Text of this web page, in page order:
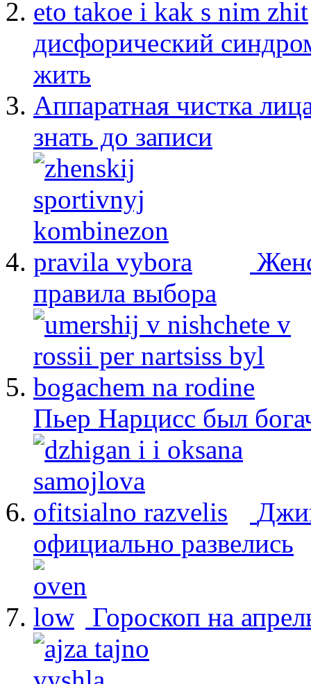
дисфорический
жить
Аппаратная чистка
знать до записи
правила выбора
Пьер Нарцисс был
официально развелись
Гороскоп на